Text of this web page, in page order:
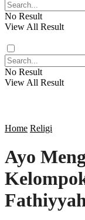
PENDIDIKAN
SOSOK
POLITIK
EKBIS
No Result
View All Result
No Result
View All Result
Home Religi
Ayo